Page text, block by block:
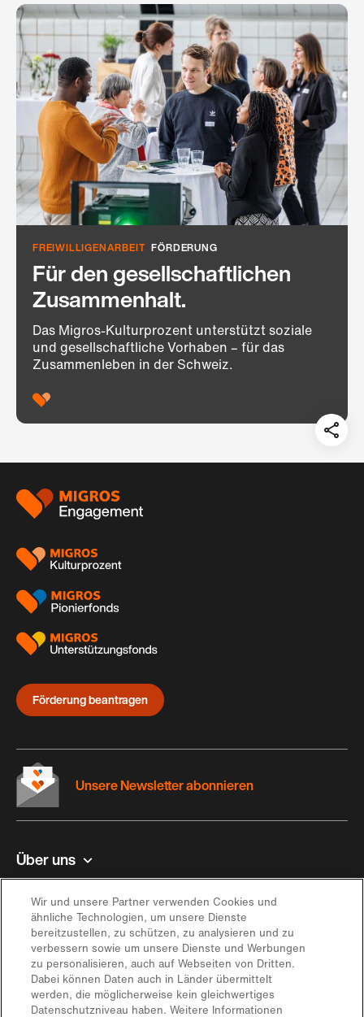
FREIWILLIGENARBEIT FÖRDERUNG
Für den gesellschaftlichen
Zusammenhalt.
Das Migros-Kulturprozent unterstützt soziale
und gesellschaftliche Vorhaben – für das
Zusammenleben in der Schweiz.
auf:
Footer
Förderung beantragen
Über uns
Kontakt und Hilfe
Inspiration
Angebot
Unsere Newsletter abonnieren
Wir und unsere Partner verwenden Cookies und
ähnliche Technologien, um unsere Dienste
bereitzustellen, zu schützen, zu analysieren und zu
verbessern sowie um unsere Dienste und Werbungen
zu personalisieren, auch auf Webseiten von Dritten.
Dabei können Daten auch in Länder übermittelt
werden, die möglicherweise kein gleichwertiges
Datenschutzniveau haben. Weitere Informationen